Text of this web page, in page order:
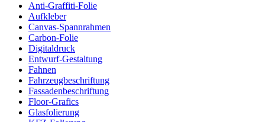
Anti-Graffiti-Folie
Aufkleber
Canvas-Spannrahmen
Carbon-Folie
Digitaldruck
Entwurf-Gestaltung
Fahnen
Fahrzeugbeschriftung
Fassadenbeschriftung
Floor-Grafics
Glasfolierung